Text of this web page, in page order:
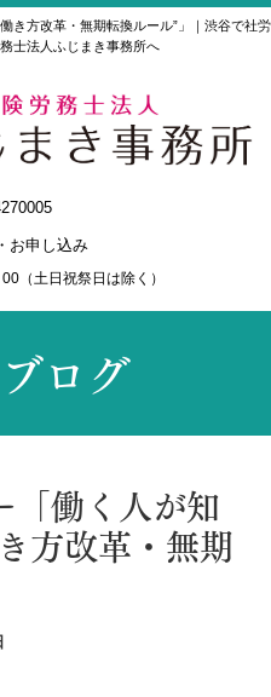
き方改革・無期転換ルール”」｜渋谷で社労
士法人ふじまき事務所へ
（土日祝祭日は除く）
ログ
「働く人が知
方改革・無期